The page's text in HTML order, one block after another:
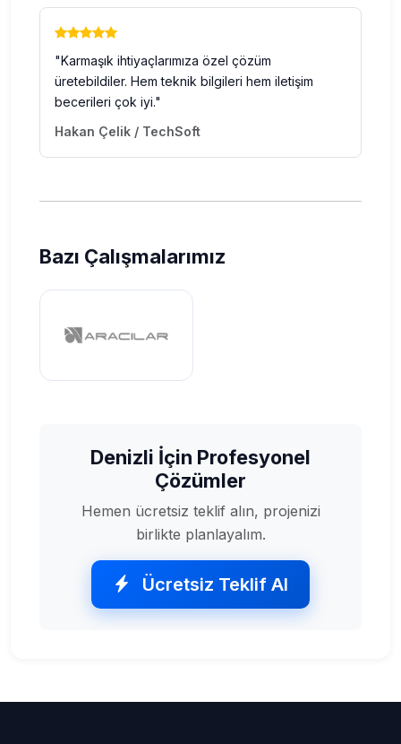
"Karmaşık ihtiyaçlarımıza özel çözüm
üretebildiler. Hem teknik bilgileri hem iletişim
becerileri çok iyi."
Hakan Çelik / TechSoft
Bazı Çalışmalarımız
Denizli İçin Profesyonel
Çözümler
Hemen ücretsiz teklif alın, projenizi
birlikte planlayalım.
Ücretsiz Teklif Al